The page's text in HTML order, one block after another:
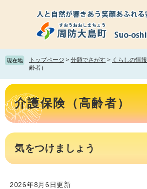
頭
で
飛
ば
て
文
へ
現在地 トップページ > 分類でさがす > くらしの情報
齢者）
本
文 介護保険（高齢者）
気をつけましょう
2026年8月6日更新